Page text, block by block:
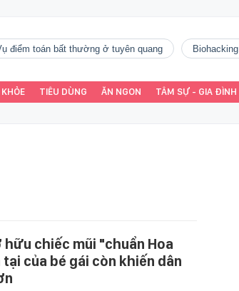
vụ điểm toán bất thường ở tuyên quang Biohacking
TIÊU DÙNG ĂN NGON TÂM SỰ - GIA ĐÌNH
chiếc mũi "chuẩn Hoa
của bé gái còn khiến dân